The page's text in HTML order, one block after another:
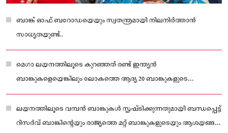
ബാങ്ക് ഓഫ് ബറോഡയെയും സ്വതന്ത്രമായി നിലനിർത്താൻ
സാധ്യതയുണ്ട്..
മെഗാ ലയനത്തിലൂടെ കുറഞ്ഞത് രണ്ട് ഇന്ത്യൻ
ബാങ്കുകളെയെങ്കിലും ലോകത്തെ ആദ്യ 20 ബാങ്കുകളുടെ
പട്ടികയിൽ എത്തിക്കാനാണ് കേന്ദ്രം
ലയനത്തിലൂടെ വമ്പൻ ബാങ്കുകൾ സൃഷ്ടിക്കുന്നതുമായി ബന്ധപ്പെട്ട്
റിസർവ് ബാങ്കിന്റെയും രാജ്യത്തെ മറ്റ് ബാങ്കുകളുടെയും ആശയങ്ങൾ